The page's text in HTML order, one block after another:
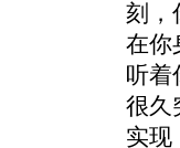
刻，
在你
听着
很久
实现